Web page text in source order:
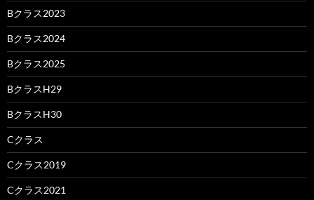
Bクラス2023
Bクラス2024
Bクラス2025
BクラスH29
BクラスH30
Cクラス
Cクラス2019
Cクラス2021